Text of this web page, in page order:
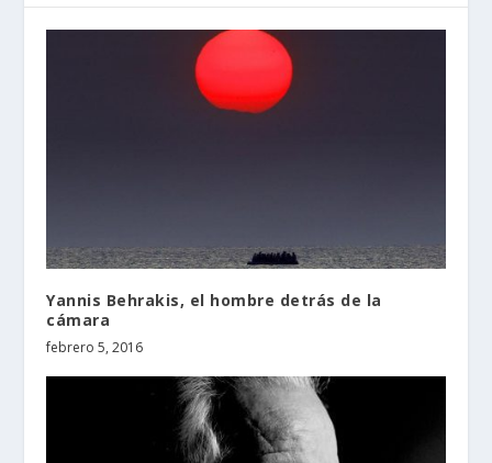
Yannis Behrakis, el hombre detrás de la
cámara
febrero 5, 2016